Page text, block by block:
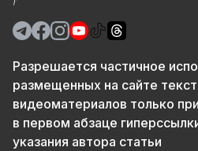
Разрешается частичное
размещенных на сайте
видеоматериалов только
в первом абзаце
указания автора статьи